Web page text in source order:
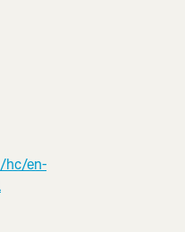
hc/en-